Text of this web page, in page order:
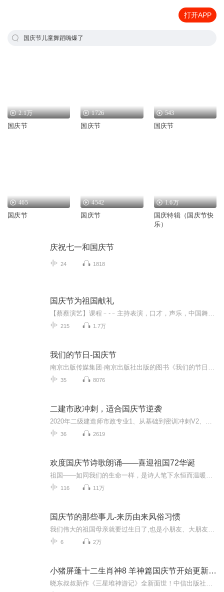
打开APP
国庆节儿童舞蹈嗨爆了
2.1万
国庆节
1726
国庆节
543
国庆节
465
国庆节
4542
国庆节
1.6万
国庆特辑（国庆节快
乐）
庆祝七一和国庆节
24 1818
国庆节为祖国献礼
215 1.7万
我们的节日-国庆节
35 8076
二建市政冲刺，适合国庆节逆袭
36 2619
欢度国庆节诗歌朗诵——喜迎祖国72华诞
116 11万
国庆节的那些事儿-来历由来风俗习惯
6 2万
小猪屏蓬十二生肖神8 羊神篇国庆节开始更新啦！